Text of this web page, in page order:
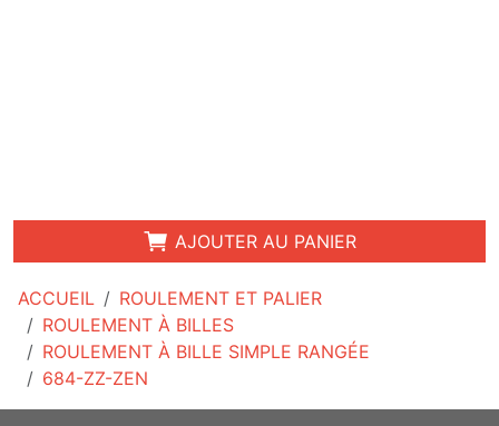
ACCUEIL
ROULEMENT ET PALIER
ROULEMENT À BILLES
ROULEMENT À BILLE SIMPLE RANGÉE
684-ZZ-ZEN
AJOUTER AU PANIER